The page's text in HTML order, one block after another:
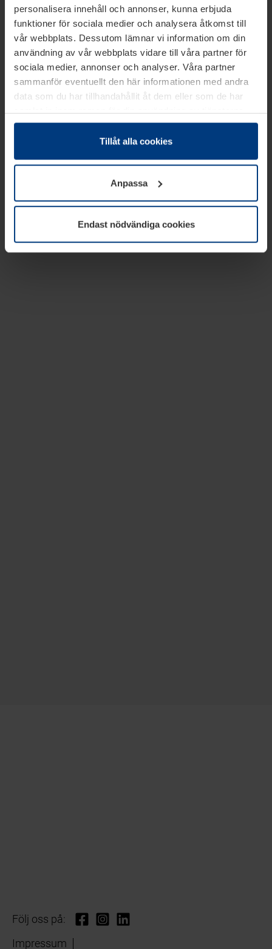
personalisera innehåll och annonser, kunna erbjuda
funktioner för sociala medier och analysera åtkomst till
vår webbplats. Dessutom lämnar vi information om din
användning av vår webbplats vidare till våra partner för
sociala medier, annonser och analyser. Våra partner
sammanför eventuellt den här informationen med andra
data som du har tillhandahållit åt dem eller som de har
samlat in inom ramen för din användning av tjänsterna.
Juridiskt kan vi lagra kakor på din enhet, om de är
absolut nödvändiga för driften av den här webbplatsen.
godkännande kan du när som helst ändra eller återkalla i
informationen om kakor underDataskyddsförklaring
vår webbplats.
Tillåt alla cookies
Anpassa
Endast nödvändiga cookies
Följ oss på:
Impressum